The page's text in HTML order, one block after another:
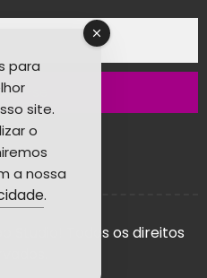
se
Studio! Todos os direitos
para
site.
o
a nossa
.